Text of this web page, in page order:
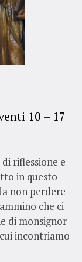
10 – 17
riflessione e
in questo
non perdere
che ci
di monsignor
incontriamo